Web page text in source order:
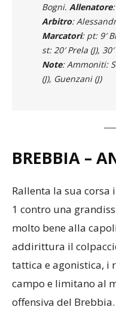
Bogni. Allenatore
Arbitro:
Marcatori: pt: 9′
st: 20′ Prela (J),
Note: Ammoniti:
(J), Guenzani (J)
BREBBIA –
Rallenta la sua corsa
1 contro una
molto bene alla
addirittura il
tattica e agonistica, i
campo e limitano al
offensiva del